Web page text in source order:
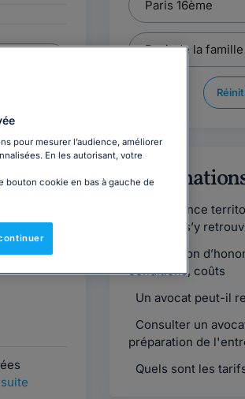
réponse,
cabinet
Compétence
comment s’y
Convention
conditions, coûts
Un avocat peut-il
Consulter un
préparation de
Quels sont les
pour mesurer l’audience, améliorer
En les autorisant, votre
bouton cookie en bas à gauche de